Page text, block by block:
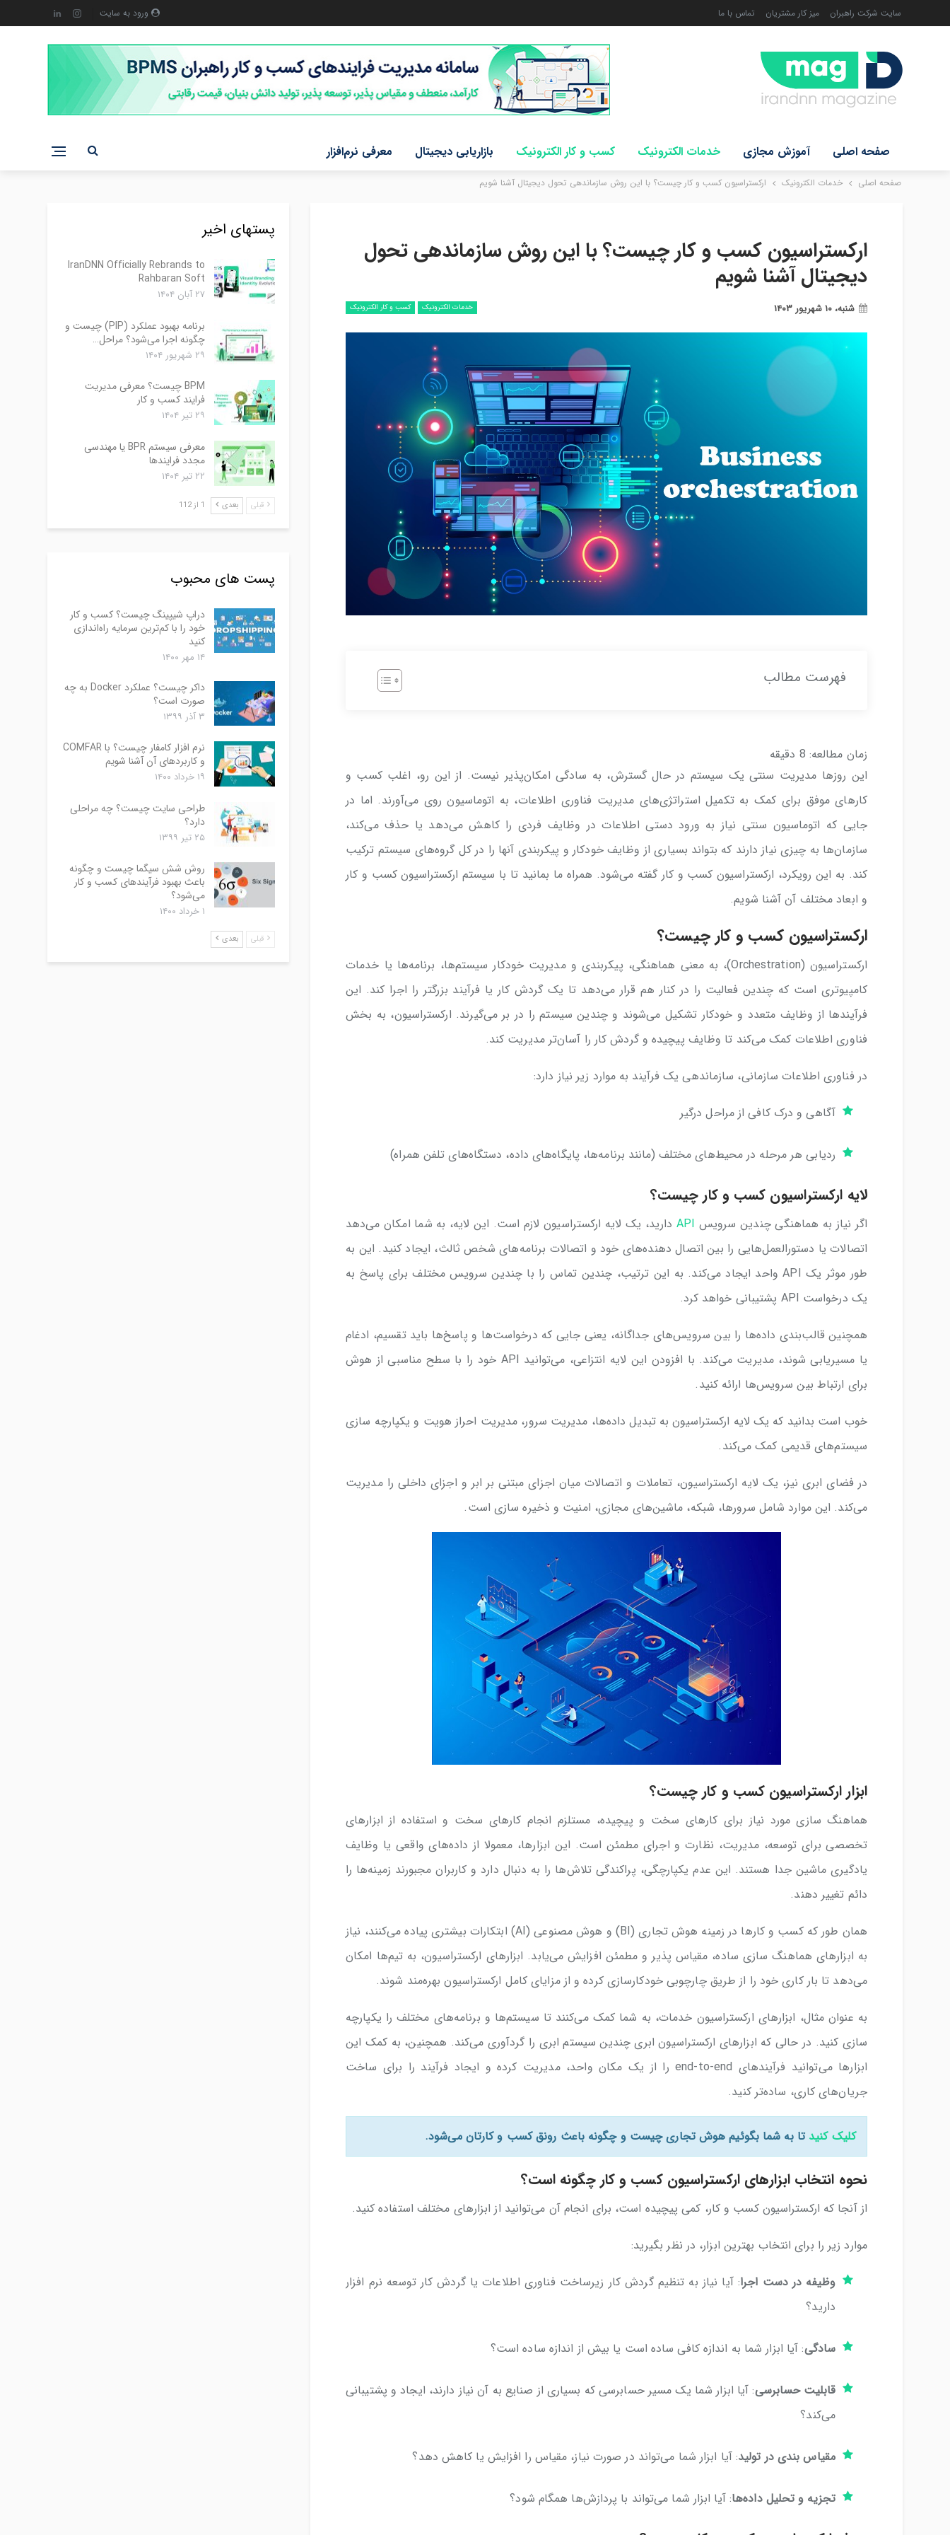
ورود به سایت سایت شرکت راهبران میز کار مشتریان تماس با ما
صفحه اصلی آموزش مجازی خدمات الکترونیک کسب و کار الکترونیک بازاریابی دیجیتال معرفی نرم‌افزار
صفحه اصلی خدمات الکترونیک ارکستراسیون کسب و کار چیست؟ با این روش سازماندهی تحول دیجیتال آشنا شویم
ارکستراسیون کسب و کار چیست؟ با این روش سازماندهی تحول
دیجیتال آشنا شویم
خدمات الکترونیک کسب و کار الکترونیک شنبه، ۱۰ شهریور ۱۴۰۳
فهرست مطالب
زمان مطالعه: 8 دقیقه
این روزها مدیریت سنتی یک سیستم در حال گسترش، به سادگی امکان‌پذیر نیست. از این رو، اغلب کسب و
کارهای موفق برای کمک به تکمیل استراتژی‌های مدیریت فناوری اطلاعات، به اتوماسیون روی می‌آورند. اما در
جایی که اتوماسیون سنتی نیاز به ورود دستی اطلاعات در وظایف فردی را کاهش می‌دهد یا حذف می‌کند،
سازمان‌ها به چیزی نیاز دارند که بتواند بسیاری از وظایف خودکار و پیکربندی آنها را در کل گروه‌های سیستم ترکیب
کند. به این رویکرد، ارکستراسیون کسب و کار گفته می‌شود. همراه ما بمانید تا با سیستم ارکستراسیون کسب و کار
و ابعاد مختلف آن آشنا شویم.
ارکستراسیون کسب و کار چیست؟
ارکستراسیون (Orchestration)، به معنی هماهنگی، پیکربندی و مدیریت خودکار سیستم‌ها، برنامه‌ها یا خدمات
کامپیوتری است که چندین فعالیت را در کنار هم قرار می‌دهد تا یک گردش کار یا فرآیند بزرگتر را اجرا کند. این
فرآیندها از وظایف متعدد و خودکار تشکیل می‌شوند و چندین سیستم را در بر می‌گیرند. ارکستراسیون، به بخش
فناوری اطلاعات کمک می‌کند تا وظایف پیچیده و گردش کار را آسان‌تر مدیریت کند.
در فناوری اطلاعات سازمانی، سازماندهی یک فرآیند به موارد زیر نیاز دارد:
آگاهی و درک کافی از مراحل درگیر
ردیابی هر مرحله در محیط‌های مختلف (مانند برنامه‌ها، پایگاه‌های داده، دستگاه‌های تلفن همراه)
لایه ارکستراسیون کسب و کار چیست؟
اگر نیاز به هماهنگی چندین سرویس APIدارید، یک لایه ارکستراسیون لازم است. این لایه، به شما امکان می‌دهد
اتصالات یا دستورالعمل‌هایی را بین اتصال دهنده‌های خود و اتصالات برنامه‌های شخص ثالث، ایجاد کنید. این به
طور موثر یک API واحد ایجاد می‌کند. به این ترتیب، چندین تماس را با چندین سرویس مختلف برای پاسخ به
یک درخواست API پشتیبانی خواهد کرد.
همچنین قالب‌بندی داده‌ها را بین سرویس‌های جداگانه، یعنی جایی که درخواست‌ها و پاسخ‌ها باید تقسیم، ادغام
یا مسیریابی شوند، مدیریت می‌کند. با افزودن این لایه انتزاعی، می‌توانید API خود را با سطح مناسبی از هوش
برای ارتباط بین سرویس‌ها ارائه کنید.
خوب است بدانید که یک لایه ارکستراسیون به تبدیل داده‌ها، مدیریت سرور، مدیریت احراز هویت و یکپارچه سازی
سیستم‌های قدیمی کمک می‌کند.
در فضای ابری نیز، یک لایه ارکستراسیون، تعاملات و اتصالات میان اجزای مبتنی بر ابر و اجزای داخلی را مدیریت
می‌کند. این موارد شامل سرورها، شبکه، ماشین‌های مجازی، امنیت و ذخیره سازی است.
ابزار ارکستراسیون کسب و کار چیست؟
هماهنگ سازی مورد نیاز برای کارهای سخت و پیچیده، مستلزم انجام کارهای سخت و استفاده از ابزارهای
تخصصی برای توسعه، مدیریت، نظارت و اجرای مطمئن است. این ابزارها، معمولا از داده‌های واقعی یا وظایف
یادگیری ماشین جدا هستند. این عدم یکپارچگی، پراکندگی تلاش‌‌ها را به دنبال دارد و کاربران مجبورند زمینه‌ها را
دائم تغییر دهند.
همان طور که کسب و کارها در زمینه هوش تجاری (BI) و هوش مصنوعی (AI) ابتکارات بیشتری پیاده می‌کنند، نیاز
به ابزارهای هماهنگ ‌سازی ساده، مقیاس پذیر و مطمئن افزایش می‌یابد. ابزارهای ارکستراسیون، به تیم‌ها امکان
می‌دهد تا بار کاری خود را از طریق چارچوبی خودکارسازی کرده و از مزایای کامل ارکستراسیون بهره‌مند شوند.
به عنوان مثال، ابزارهای ارکستراسیون خدمات، به شما کمک می‌کنند تا سیستم‌ها و برنامه‌های مختلف را یکپارچه
سازی کنید. در حالی که ابزارهای ارکستراسیون ابری چندین سیستم ابری را گردآوری می‌کند. همچنین، به کمک این
ابزارها می‌توانید فرآیندهای end-to-end را از یک مکان واحد، مدیریت کرده و ایجاد فرآیند را برای ساخت
جریان‌های کاری، ساده‌تر کنید.
کلیک کنید تا به شما بگوئیم هوش تجاری چیست و چگونه باعث رونق کسب و کارتان می‌شود.
نحوه انتخاب ابزارهای ارکستراسیون کسب و کار چگونه است؟
از آنجا که ارکستراسیون کسب و کار، کمی پیچیده است، برای انجام آن می‌توانید از ابزارهای مختلف استفاده کنید.
موارد زیر را برای انتخاب بهترین ابزار، در نظر بگیرید:
وظیفه در دست اجرا: آیا نیاز به تنظیم گردش کار زیرساخت فناوری اطلاعات یا گردش کار توسعه نرم افزار
دارید؟
سادگی: آیا ابزار شما به اندازه کافی ساده است یا بیش از اندازه ساده است؟
قابلیت حسابرسی: آیا ابزار شما یک مسیر حسابرسی که بسیاری از صنایع به آن نیاز دارند، ایجاد و پشتیبانی
می‌کند؟
مقیاس بندی در تولید: آیا ابزار شما می‌تواند در صورت نیاز، مقیاس را افزایش یا کاهش دهد؟
تجزیه و تحلیل داده‌ها: آیا ابزار شما می‌تواند با پردازش‌ها همگام ‌شود؟
پستهای اخیر
IranDNN Officially Rebrands to
Rahbaran Soft
۲۷ آبان ۱۴۰۴
برنامه بهبود عملکرد (PIP) چیست و
چگونه اجرا می‌شود؟ مراحل…
۲۹ شهریور ۱۴۰۴
BPM چیست؟ معرفی مدیریت
فرایند کسب و کار
۲۹ تیر ۱۴۰۴
معرفی سیستم BPR یا مهندسی
مجدد فرایندها
۲۲ تیر ۱۴۰۴
قبلی بعدی 1 از 112
پست های محبوب
دراپ شیپینگ چیست؟ کسب و کار
خود را با کم‌ترین سرمایه راه‌اندازی
کنید
۱۴ مهر ۱۴۰۰
داکر چیست؟ عملکرد Docker به چه
صورت است؟
۳ آذر ۱۳۹۹
نرم افزار کامفار چیست؟ با COMFAR
و کاربردهای آن آشنا شویم
۱۹ خرداد ۱۴۰۰
طراحی سایت چیست؟ چه مراحلی
دارد؟
۲۵ تیر ۱۳۹۹
روش شش سیگما چیست و چگونه
باعث بهبود فرآیندهای کسب و کار
می‌شود؟
۱ خرداد ۱۴۰۰
قبلی بعدی